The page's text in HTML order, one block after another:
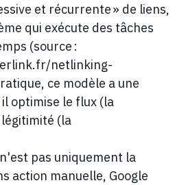
et récurrente » de liens,
qui exécute des tâches
(source :
netlinking-
ce modèle a une
optimise le flux (la
(la
pas uniquement la
action manuelle, Google